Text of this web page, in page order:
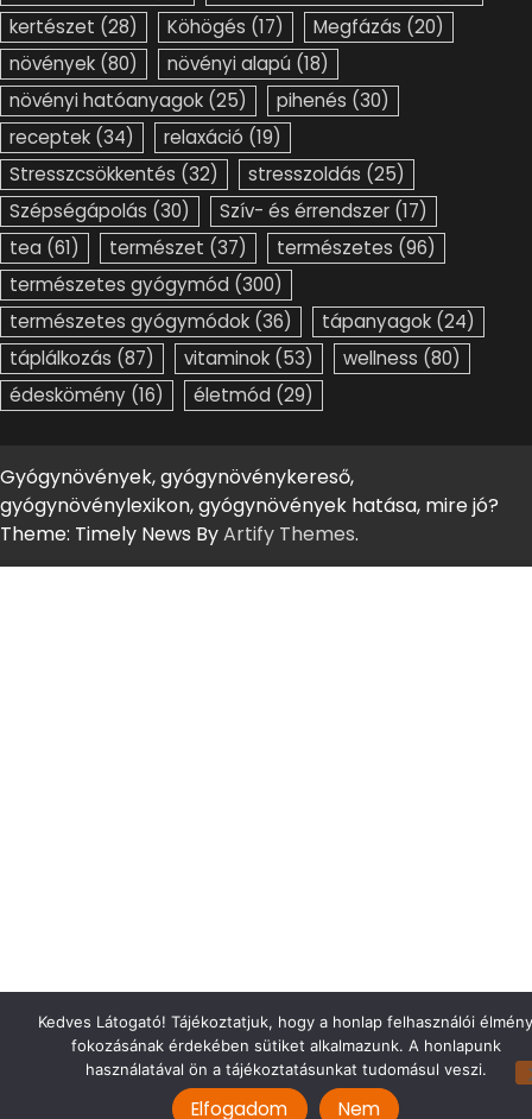
kertészet (28) Köhögés (17) Megfázás (20)
növények (80) növényi alapú (18)
növényi hatóanyagok (25) pihenés (30)
receptek (34) relaxáció (19)
Stresszcsökkentés (32) stresszoldás (25)
Szépségápolás (30) Szív- és érrendszer (17)
tea (61) természet (37) természetes (96)
természetes gyógymód (300)
természetes gyógymódok (36) tápanyagok (24)
táplálkozás (87) vitaminok (53) wellness (80)
édeskömény (16) életmód (29)
Gyógynövények, gyógynövénykereső,
gyógynövénylexikon, gyógynövények hatása, mire jó?
Theme: Timely News ByArtify Themes.
Kedves Látogató! Tájékoztatjuk, hogy a honlap felhasználói élmény
fokozásának érdekében sütiket alkalmazunk. A honlapunk
használatával ön a tájékoztatásunkat tudomásul veszi.
Elfogadom Nem